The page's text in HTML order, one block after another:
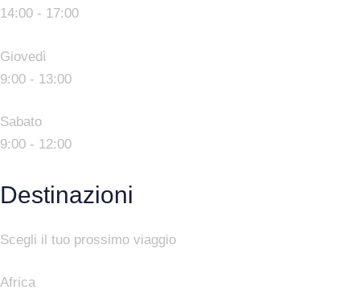
14:00 - 17:00
Giovedì
9:00 - 13:00
Sabato
9:00 - 12:00
Destinazioni
Scegli il tuo prossimo viaggio
Africa